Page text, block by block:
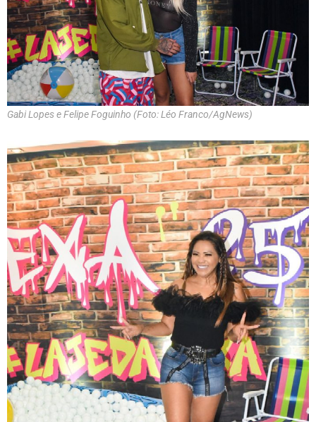
Gabi Lopes e Felipe Foguinho (Foto: Léo Franco/AgNews)